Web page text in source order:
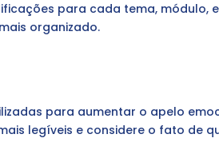
para cada tema, módulo,
organizado.
para aumentar o apelo
legíveis e considere o fato de